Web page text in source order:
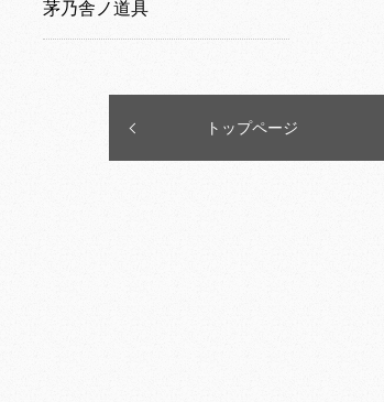
茅乃舎ノ道具
トップページ